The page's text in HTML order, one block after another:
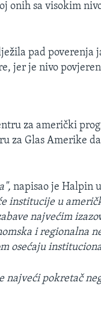
onih sa visokim
pad poverenja
jer je nivo
za američki
za Glas Amerike
napisao je Halpin
institucije u
najvećim
i regionalna
osećaju
najveći pokretač